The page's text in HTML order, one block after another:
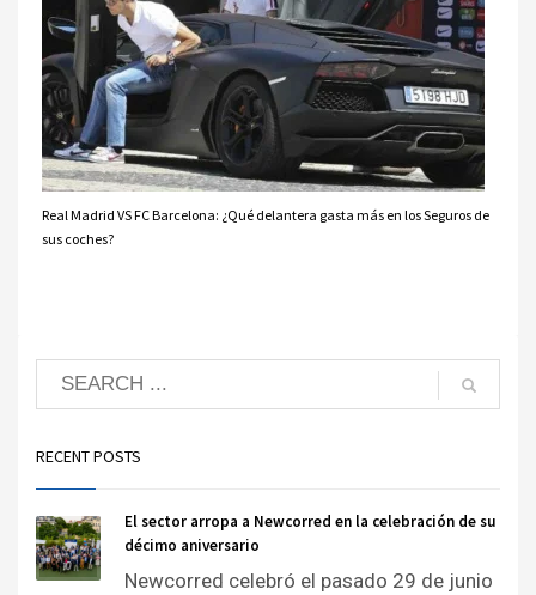
Real Madrid VS FC Barcelona: ¿Qué delantera gasta más en los Seguros de
sus coches?
RECENT POSTS
El sector arropa a Newcorred en la celebración de su
décimo aniversario
Newcorred celebró el pasado 29 de junio